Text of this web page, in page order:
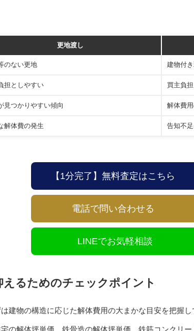
更地渡し
のない更地 建物付
担としやすい 買主負
見つかりやすい傾向 解体費
解体費の発生 告知不
【1分完了】無料査定はこちら
電話で問い合わせる
LINEでお気軽相談
るためのチェックポイント
建物の構造に応じた解体費用の大まかな目安を把握
の解体坪単価、鉄骨造の解体坪単価、鉄筋コンクリ